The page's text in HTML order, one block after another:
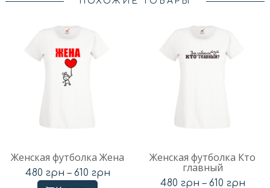
Женская футболка Жена
480 грн – 610 грн
Женская футболка Кто
главный
480 грн – 610 грн